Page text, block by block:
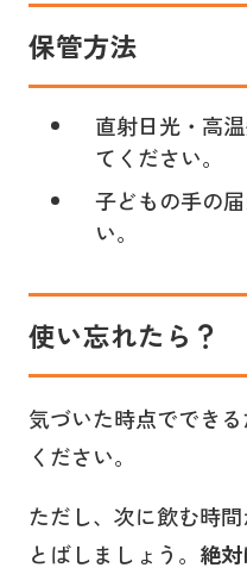
保管方法
直射日光・高
てください。
子どもの手の
い。
使い忘れたら？
気づいた時点ででき
ください。
ただし、次に飲む時
とばしましょう。 絶